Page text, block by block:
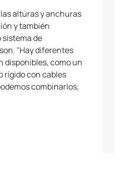
alturas y anchuras
y también
sistema de
"Hay diferentes
disponibles, como un
rígido con cables
combinarlos,